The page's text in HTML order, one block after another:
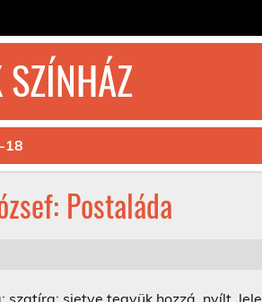
18
Postaláda
szatíra; sietve tegyük hozzá, nyílt,